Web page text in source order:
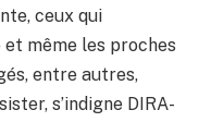
ceux qui
même les proches
entre autres,
s’indigne DIRA-